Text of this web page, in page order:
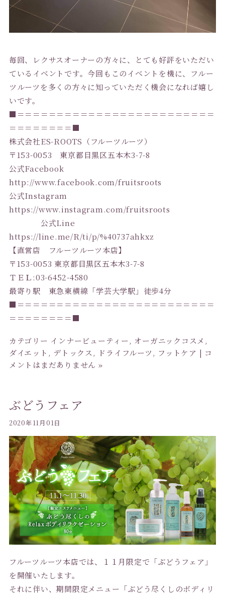
毎回、レクサスオーナーの方々に、とても好評をいただい
ているイベントです。今回もこのイベントを機に、フルー
ツルーツを多くの方々に知っていただく機会になれば嬉し
いです。
■＝＝＝＝＝＝＝＝＝＝＝＝＝＝＝＝＝＝＝＝＝＝＝＝＝
＝＝＝＝＝＝＝＝■
株式会社ES-ROOTS（フルーツルーツ）
〒153-0053 東京都目黒区五本木3-7-8
公式Facebook
http://www.facebook.com/fruitsroots
公式Instagram
https://www.instagram.com/fruitsroots
公式Line
https://line.me/R/ti/p/%40737ahkxz
【直営店 フルーツルーツ本店】
〒153-0053 東京都目黒区五本木3-7-8
ＴＥＬ:03-6452-4580
最寄り駅 東急東横線「学芸大学駅」徒歩4分
■＝＝＝＝＝＝＝＝＝＝＝＝＝＝＝＝＝＝＝＝＝＝＝＝＝
＝＝＝＝＝＝＝＝■
カテゴリー インナービューティー, オーガニックコスメ ,
ダイエット , デトックス, ドライフルーツ, フットケア | コ
メントはまだありません »
ぶどうフェア
2020年11月01日
フルーツルーツ本店では、１１月限定で「ぶどうフェア」
を開催いたします。
それに伴い、期間限定メニュー「ぶどう尽くしのボディリ